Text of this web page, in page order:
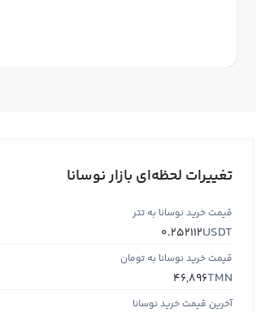
تغییرات لحظه‌ای بازار نوسانا
قیمت خرید نوسانا به تتر
USDT
0.252112
قیمت خرید نوسانا به تومان
TMN
46,896
آخرین قیمت خرید نوسانا